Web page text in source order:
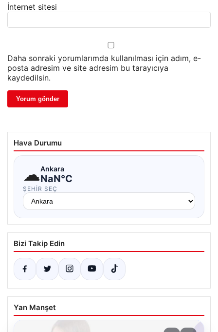
İnternet sitesi
Daha sonraki yorumlarımda kullanılması için adım, e-
posta adresim ve site adresim bu tarayıcıya
kaydedilsin.
Hava Durumu
☁Ankara
NaN°C
ŞEHIR SEÇ
Bizi Takip Edin
Yan Manşet